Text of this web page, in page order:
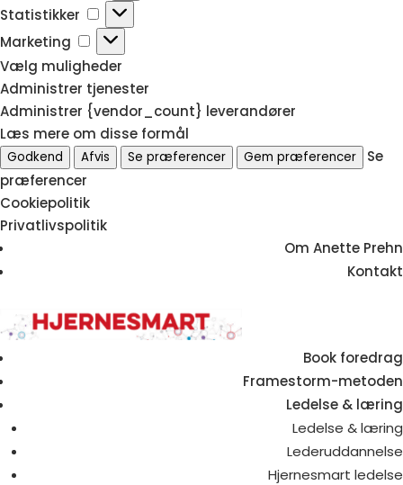
Statistikker
Statistikker
Marketing
Marketing
Vælg muligheder
Administrer tjenester
Administrer {vendor_count} leverandører
Læs mere om disse formål
Godkend Afvis Se præferencer Gem præferencer
Se
præferencer
Cookiepolitik
Privatlivspolitik
Om Anette Prehn
Kontakt
Book foredrag
Framestorm-metoden
Ledelse & læring
Ledelse & læring
Lederuddannelse
Hjernesmart ledelse